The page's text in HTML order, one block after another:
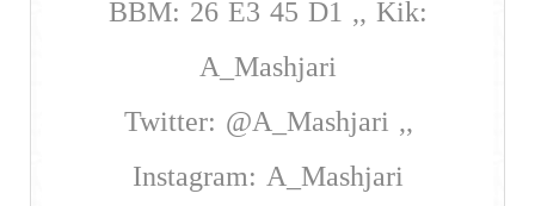
BBM: 26 E3 45 D1 ,, Kik:
A_Mashjari
Twitter: @A_Mashjari ,,
Instagram: A_Mashjari